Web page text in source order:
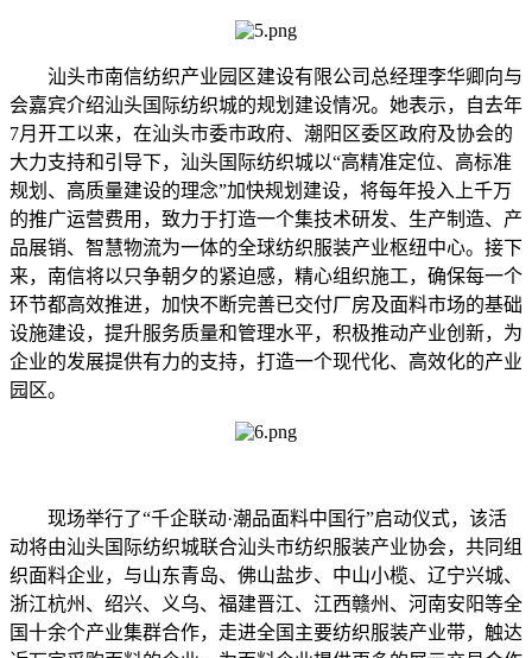
汕头市南信纺织产业园区建设有限公司总经理李华卿向与
会嘉宾介绍汕头国际纺织城的规划建设情况。她表示，自去年
7月开工以来，在汕头市委市政府、潮阳区委区政府及协会的
大力支持和引导下，汕头国际纺织城以“高精准定位、高标准
规划、高质量建设的理念”加快规划建设，将每年投入上千万
的推广运营费用，致力于打造一个集技术研发、生产制造、产
品展销、智慧物流为一体的全球纺织服装产业枢纽中心。接下
来，南信将以只争朝夕的紧迫感，精心组织施工，确保每一个
环节都高效推进，加快不断完善已交付厂房及面料市场的基础
设施建设，提升服务质量和管理水平，积极推动产业创新，为
企业的发展提供有力的支持，打造一个现代化、高效化的产业
园区。
现场举行了“千企联动·潮品面料中国行”启动仪式，该活
动将由汕头国际纺织城联合汕头市纺织服装产业协会，共同组
织面料企业，与山东青岛、佛山盐步、中山小榄、辽宁兴城、
浙江杭州、绍兴、义乌、福建晋江、江西赣州、河南安阳等全
国十余个产业集群合作，走进全国主要纺织服装产业带，触达